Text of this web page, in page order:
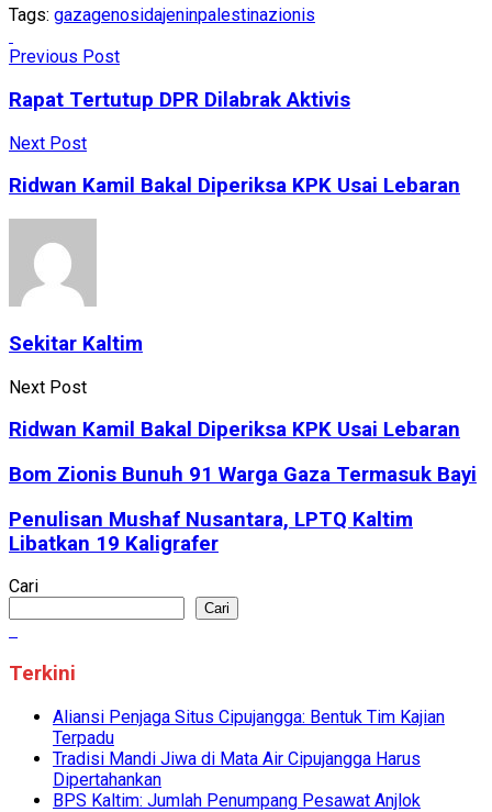
Tags: gazagenosidajeninpalestinazionis
Previous Post
Rapat Tertutup DPR Dilabrak Aktivis
Next Post
Ridwan Kamil Bakal Diperiksa KPK Usai Lebaran
Sekitar Kaltim
Next Post
Ridwan Kamil Bakal Diperiksa KPK Usai Lebaran
Bom Zionis Bunuh 91 Warga Gaza Termasuk Bayi
Penulisan Mushaf Nusantara, LPTQ Kaltim
Libatkan 19 Kaligrafer
Cari
Cari
Terkini
Aliansi Penjaga Situs Cipujangga: Bentuk Tim Kajian
Terpadu
Tradisi Mandi Jiwa di Mata Air Cipujangga Harus
Dipertahankan
BPS Kaltim: Jumlah Penumpang Pesawat Anjlok